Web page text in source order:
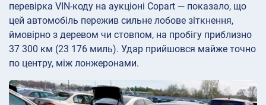
перевірка VIN-коду на аукціоні Copart — показало, що
цей автомобіль пережив сильне лобове зіткнення,
ймовірно з деревом чи стовпом, на пробігу приблизно
37 300 км (23 176 миль). Удар прийшовся майже точно
по центру, між лонжеронами.